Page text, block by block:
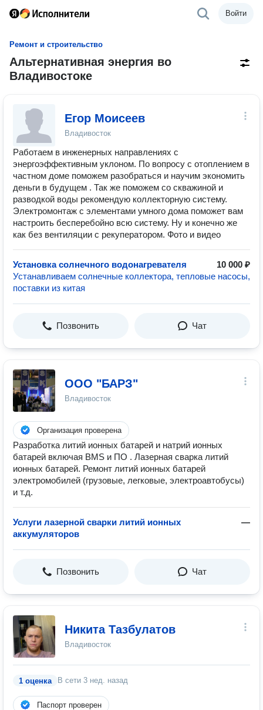
Войти
Ремонт и строительство
Альтернативная энергия во
Владивостоке
Егор Моисеев
Владивосток
Работаем в инженерных направлениях с
энергоэффективным уклоном. По вопросу с отоплением в
частном доме поможем разобраться и научим экономить
деньги в будущем . Так же поможем со скважиной и
разводкой воды рекомендую коллекторную систему.
Электромонтаж с элементами умного дома поможет вам
настроить бесперебойно всю систему. Ну и конечно же
как без вентиляции с рекуператором. Фото и видео
Установка солнечного водонагревателя
10 000 ₽
Устанавливаем солнечные коллектора, тепловые насосы,
поставки из китая
Позвонить Чат
ООО "БАРЗ"
Владивосток
Организация проверена
Разработка литий ионных батарей и натрий ионных
батарей включая BMS и ПО . Лазерная сварка литий
ионных батарей. Ремонт литий ионных батарей
электромобилей (грузовые, легковые, электроавтобусы)
и т.д.
Услуги лазерной сварки литий ионных
аккумуляторов
—
Позвонить Чат
Никита Тазбулатов
Владивосток
1 оценка В сети 3 нед. назад
Паспорт проверен